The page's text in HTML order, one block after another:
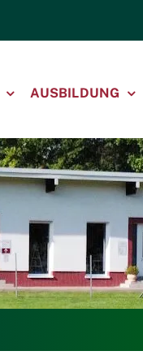
AUSBILDUNG